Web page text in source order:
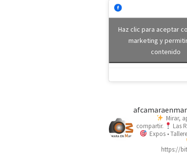
Haz clic para aceptar
marketing y
contenido
Mirar,
compartir.
Las
Expos •
https://